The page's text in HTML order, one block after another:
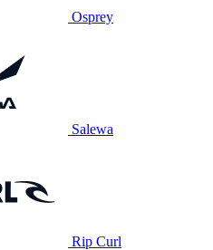
Osprey
Salewa
Rip Curl